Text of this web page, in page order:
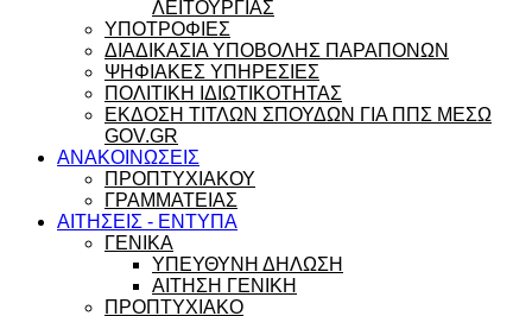
ΛΕΙΤΟΥΡΓΙΑΣ
ΥΠΟΤΡΟΦΙΕΣ
ΔΙΑΔΙΚΑΣΙΑ ΥΠΟΒΟΛΗΣ ΠΑΡΑΠΟΝΩΝ
ΨΗΦΙΑΚΕΣ ΥΠΗΡΕΣΙΕΣ
ΠΟΛΙΤΙΚΗ ΙΔΙΩΤΙΚΟΤΗΤΑΣ
ΕΚΔΟΣΗ ΤΙΤΛΩΝ ΣΠΟΥΔΩΝ ΓΙΑ ΠΠΣ ΜΕΣΩ
GOV.GR
ΑΝΑΚΟΙΝΩΣΕΙΣ
ΠΡΟΠΤΥΧΙΑΚΟΥ
ΓΡΑΜΜΑΤΕΙΑΣ
ΑΙΤΗΣΕΙΣ - ΕΝΤΥΠΑ
ΓΕΝΙΚΑ
ΥΠΕΥΘΥΝΗ ΔΗΛΩΣΗ
ΑΙΤΗΣΗ ΓΕΝΙΚΗ
ΠΡΟΠΤΥΧΙΑΚΟ